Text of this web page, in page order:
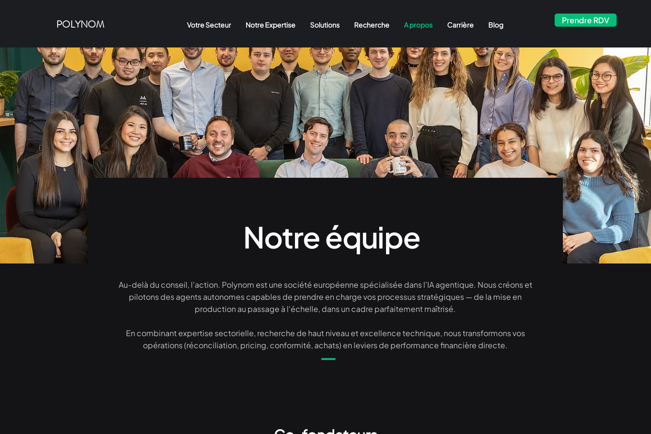
POLYNOM Votre Secteur Notre Expertise Solutions Recherche A propos Carrière Blog Prendre RDV
Notre équipe
Au-delà du conseil, l'action. Polynom est une société européenne spécialisée dans l'IA agentique. Nous créons et
pilotons des agents autonomes capables de prendre en charge vos processus stratégiques — de la mise en
production au passage à l'échelle, dans un cadre parfaitement maîtrisé.
En combinant expertise sectorielle, recherche de haut niveau et excellence technique, nous transformons vos
opérations (réconciliation, pricing, conformité, achats) en leviers de performance financière directe.